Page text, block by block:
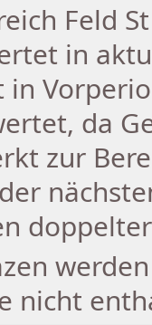
Feld
in
in
da
zur
nicht